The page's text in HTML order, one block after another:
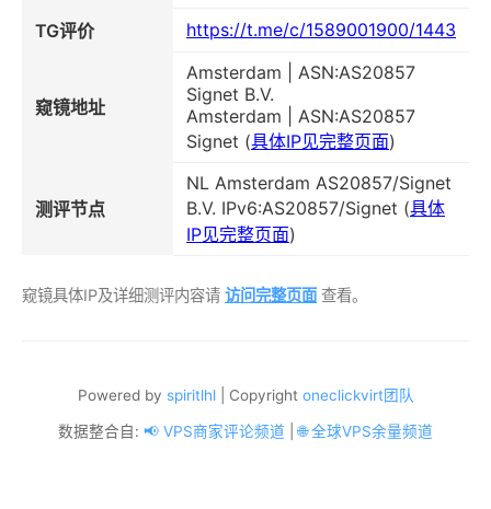
TG评价 https://t.me/c/1589001900/1443
窥镜地址
Amsterdam | ASN:AS20857
Signet B.V.
Amsterdam | ASN:AS20857
Signet (具体IP见完整页面)
测评节点
NL Amsterdam AS20857/Signet
B.V. IPv6:AS20857/Signet (具体
IP见完整页面)
窥镜具体IP及详细测评内容请 访问完整页面查看。
Powered by spiritlhl| Copyright oneclickvirt团队
数据整合自: 📢 VPS商家评论频道 |🌐 全球VPS余量频道